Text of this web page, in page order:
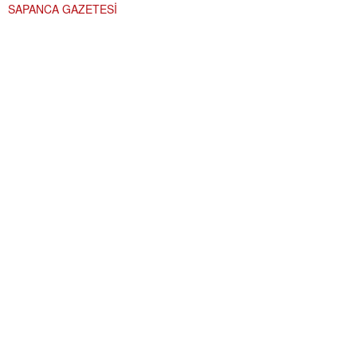
SAPANCA GAZETESİ